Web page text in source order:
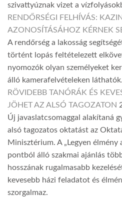
szivattyúznak vizet a
RENDŐRSÉGI FELHÍVÁS:
AZONOSÍTÁSÁHOZ KÉRNEK
A rendőrség a lakosság
történt lopás feltételezett
nyomozók olyan személyeket
álló kamerafelvételeken láthatók.
RÖVIDEBB TANÓRÁK ÉS
JÖHET AZ ALSÓ TAGOZATON
Új javaslatcsomaggal alakítaná
alsó tagozatos oktatást az
Minisztérium. A „Legyen élmény
pontból álló szakmai ajánlás
hosszának rugalmasabb
kevesebb házi feladatot és
szorgalmaz.